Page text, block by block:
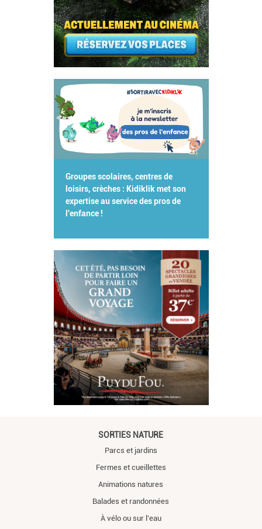
Groupes scolaires, centres de
loisirs, crèches : Kidiklik met son
expertise au service des pros de
l'enfance !
SORTIES NATURE
Parcs et jardins
Fermes et cueillettes
Animations natures
Balades et randonnées
À vélo ou sur l'eau